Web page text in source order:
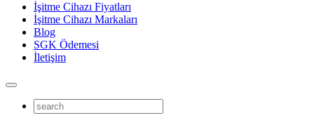
İşitme Cihazı Fiyatları
İşitme Cihazı Markaları
Blog
SGK Ödemesi
İletişim